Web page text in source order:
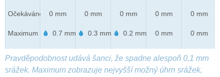
Očekáváno
Maximum
0 mm
0.7 mm
0 mm
0.3 mm
0 mm
0.2 mm
0 mm
0 mm
0 mm
0 mm
Pravděpodobnost udává šanci, že spadne alespoň 0,1 mm
srážek. Maximum zobrazuje nejvyšší možný úhrn srážek,